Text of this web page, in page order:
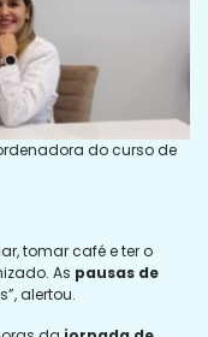
do curso de
tomar café e ter o
As pausas de
alertou.